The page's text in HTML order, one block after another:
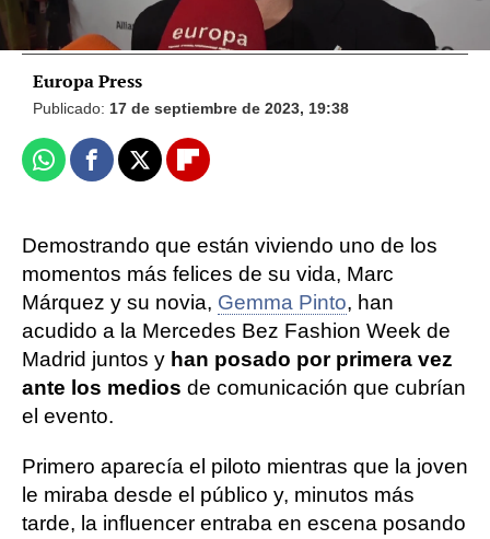
Europa Press
Publicado: 17 de septiembre de 2023, 19:38
WhatsappFacebook
X Flipboard
Demostrando que están viviendo uno de los
momentos más felices de su vida, Marc
Márquez y su novia, Gemma Pinto, han
acudido a la Mercedes Bez Fashion Week de
Madrid juntos y han posado por primera vez
ante los medios de comunicación que cubrían
el evento.
Primero aparecía el piloto mientras que la joven
le miraba desde el público y, minutos más
tarde, la influencer entraba en escena posando